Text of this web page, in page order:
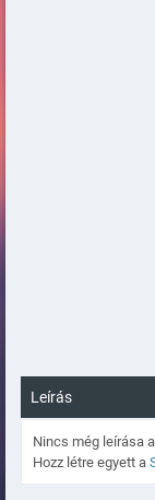
Leírás
Nincs még leírása
Hozz létre egyett a